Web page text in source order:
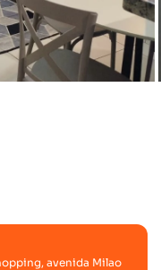
avenida Milao